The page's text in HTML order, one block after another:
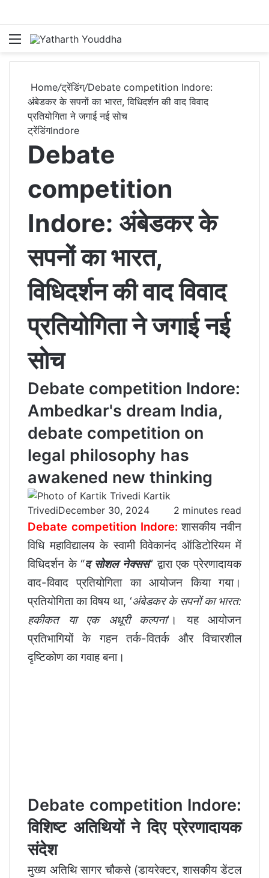
Menu
Home/ट्रेंडिंग/Debate competition Indore:
अंबेडकर के सपनों का भारत, विधिदर्शन की वाद विवाद
प्रतियोगिता ने जगाई नई सोच
ट्रेंडिंगIndore
Debate
competition
Indore: अंबेडकर के
सपनों का भारत,
विधिदर्शन की वाद विवाद
प्रतियोगिता ने जगाई नई
सोच
Debate competition Indore:
Ambedkar's dream India,
debate competition on
legal philosophy has
awakened new thinking
Kartik
TrivediDecember 30, 2024 2 minutes read
Debate competition Indore: शासकीय नवीन
विधि महाविद्यालय के स्वामी विवेकानंद ऑडिटोरियम में
विधिदर्शन के “द सोशल नेक्सस” द्वारा एक प्रेरणादायक
वाद-विवाद प्रतियोगिता का आयोजन किया गया।
प्रतियोगिता का विषय था, ‘अंबेडकर के सपनों का भारत:
हकीकत या एक अधूरी कल्पना‘। यह आयोजन
प्रतिभागियों के गहन तर्क-वितर्क और विचारशील
दृष्टिकोण का गवाह बना।
Debate competition Indore:
विशिष्ट अतिथियों ने दिए प्रेरणादायक
संदेश
मुख्य अतिथि सागर चौकसे (डायरेक्टर, शासकीय डेंटल